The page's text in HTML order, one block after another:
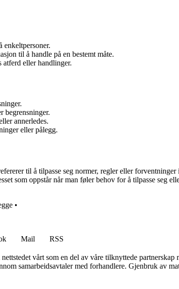
enkeltpersoner.
til å handle på en bestemt måte.
atferd eller handlinger.
begrensninger.
annerledes.
eller pålegg.
til å tilpasse seg normer, regler eller
som oppstår når man føler behov for å tilpasse seg
•
Mail
RSS
vårt som en del av våre tilknyttede partnerskap
samarbeidsavtaler med forhandlere. Gjenbruk av